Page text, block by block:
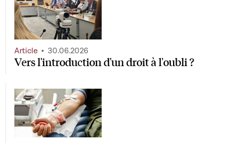
Vers l'introduction d'un droit à l'oubli ?
Article 30.06.2026